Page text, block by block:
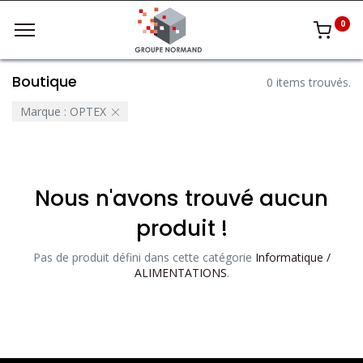
0
Boutique
0 items trouvés.
Marque : OPTEX
Nous n'avons trouvé aucun
produit !
Pas de produit défini dans cette catégorie Informatique /
ALIMENTATIONS.